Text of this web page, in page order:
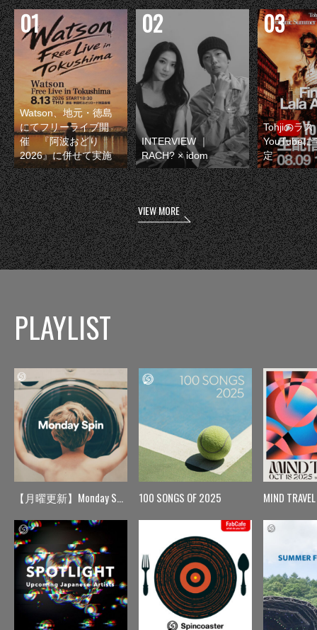
Watson、地元・徳島
にてフリーライブ開
催 『阿波おどり
2026』に併せて実施
INTERVIEW ｜
RACH? × idom
Tohjiのラス
YouTubeに
定
VIEW MORE
PLAYLIST
【月曜更新】Monday Spin 100 SONGS OF 2025 MIND TRAVEL